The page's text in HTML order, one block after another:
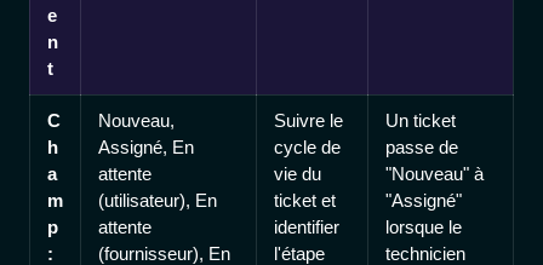
e
n
t
C
h
a
m
p
:
Nouveau,
Assigné, En
attente
(utilisateur), En
attente
(fournisseur), En
Suivre le
cycle de
vie du
ticket et
identifier
l'étape
Un ticket
passe de
"Nouveau" à
"Assigné"
lorsque le
technicien